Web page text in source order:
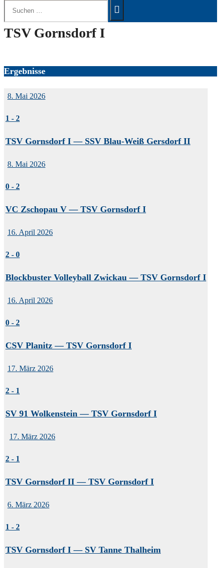
nach:
TSV Gornsdorf I
Ergebnisse
8. Mai 2026
1 - 2
TSV Gornsdorf I — SSV Blau-Weiß Gersdorf II
8. Mai 2026
0 - 2
VC Zschopau V — TSV Gornsdorf I
16. April 2026
2 - 0
Blockbuster Volleyball Zwickau — TSV Gornsdorf I
16. April 2026
0 - 2
CSV Planitz — TSV Gornsdorf I
17. März 2026
2 - 1
SV 91 Wolkenstein — TSV Gornsdorf I
17. März 2026
2 - 1
TSV Gornsdorf II — TSV Gornsdorf I
6. März 2026
1 - 2
TSV Gornsdorf I — SV Tanne Thalheim